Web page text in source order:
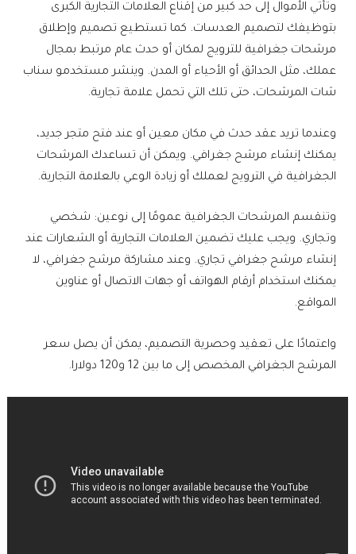
وتأتي الأموال إلى حد كبير من إقناع العلامات التجارية الكبرى
بتوظيفك لتصميم العدسات. كما تستطيع تصميم وإطلاق
مرشحات جغرافية للترويج لمكان أو حدث عام مرتبط بمجال
عملك، مثل الحدائق أو الأحياء أو المدن. وينشر مستخدمو سناب
شات المرشحات، حتى تلك التي تحمل علامة تجارية.
وعندما تريد عقد حدث في مكان معين أو عند فتح متجر جديد،
يمكنك إنشاء مرشح جغرافي. ويمكن أن تساعدك المرشحات
الجغرافية في الترويج لعملك أو زيادة الوعي بالعلامة التجارية.
وتنقسم المرشحات الجغرافية عمومًا إلى نوعين: شخصي
وتجاري. ويجب عليك تضمين العلامات التجارية أو الشعارات عند
إنشاء مرشح جغرافي تجاري. وعند مشاركة مرشح جغرافي، لا
يمكنك استخدام أرقام الهواتف أو جهات الاتصال أو عناوين
المواقع.
واعتمادًا على تعقيد وحصرية التصميم، يمكن أن يصل سعر
المرشح الجغرافي المخصص إلى ما بين 12 و120 دولارا.